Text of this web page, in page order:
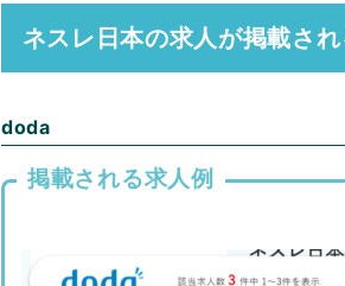
ネスレ日本の求人が掲載さ
doda
掲載される求人例